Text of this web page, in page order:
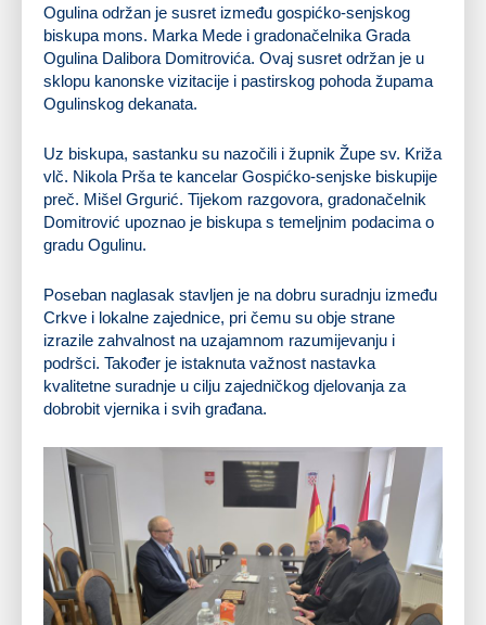
Ogulina održan je susret između gospićko-senjskog
biskupa mons. Marka Mede i gradonačelnika Grada
Ogulina Dalibora Domitrovića. Ovaj susret održan je u
sklopu kanonske vizitacije i pastirskog pohoda župama
Ogulinskog dekanata.
Uz biskupa, sastanku su nazočili i župnik Župe sv. Križa
vlč. Nikola Prša te kancelar Gospićko-senjske biskupije
preč. Mišel Grgurić. Tijekom razgovora, gradonačelnik
Domitrović upoznao je biskupa s temeljnim podacima o
gradu Ogulinu.
Poseban naglasak stavljen je na dobru suradnju između
Crkve i lokalne zajednice, pri čemu su obje strane
izrazile zahvalnost na uzajamnom razumijevanju i
podršci. Također je istaknuta važnost nastavka
kvalitetne suradnje u cilju zajedničkog djelovanja za
dobrobit vjernika i svih građana.